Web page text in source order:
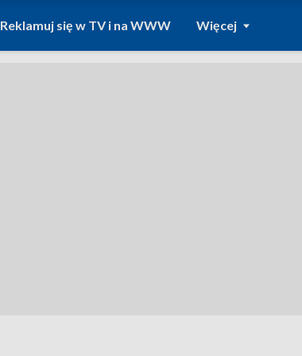
Reklamuj się w TV i na WWW Więcej